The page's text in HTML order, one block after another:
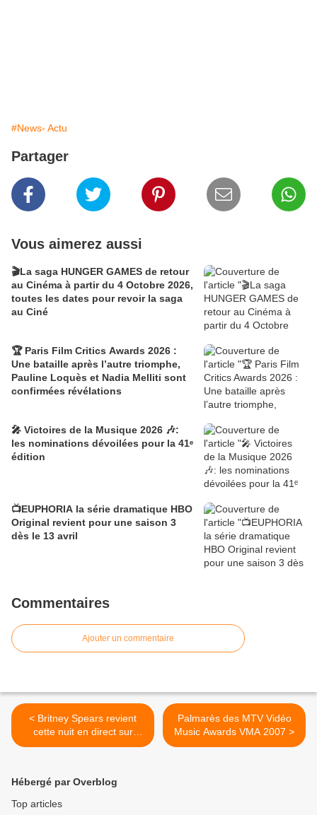
#News- Actu
Partager
Vous aimerez aussi
🎬La saga HUNGER GAMES de retour
au Cinéma à partir du 4 Octobre 2026,
toutes les dates pour revoir la saga
au Ciné
🏆 Paris Film Critics Awards 2026 :
Une bataille après l’autre triomphe,
Pauline Loquès et Nadia Melliti sont
confirmées révélations
🎤 Victoires de la Musique 2026 🎶:
les nominations dévoilées pour la 41ᵉ
édition
📺EUPHORIA la série dramatique HBO
Original revient pour une saison 3
dès le 13 avril
Commentaires
Ajouter un commentaire
< Britney Spears revient
cette nuit en direct sur
MTV-USA
Palmarès des MTV Vidéo
Music Awards VMA 2007 >
Hébergé par Overblog
Top articles